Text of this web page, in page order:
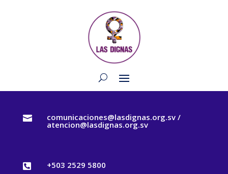
 comunicaciones@lasdignas.org.sv /
atencion@lasdignas.org.sv
 +503 2529 5800